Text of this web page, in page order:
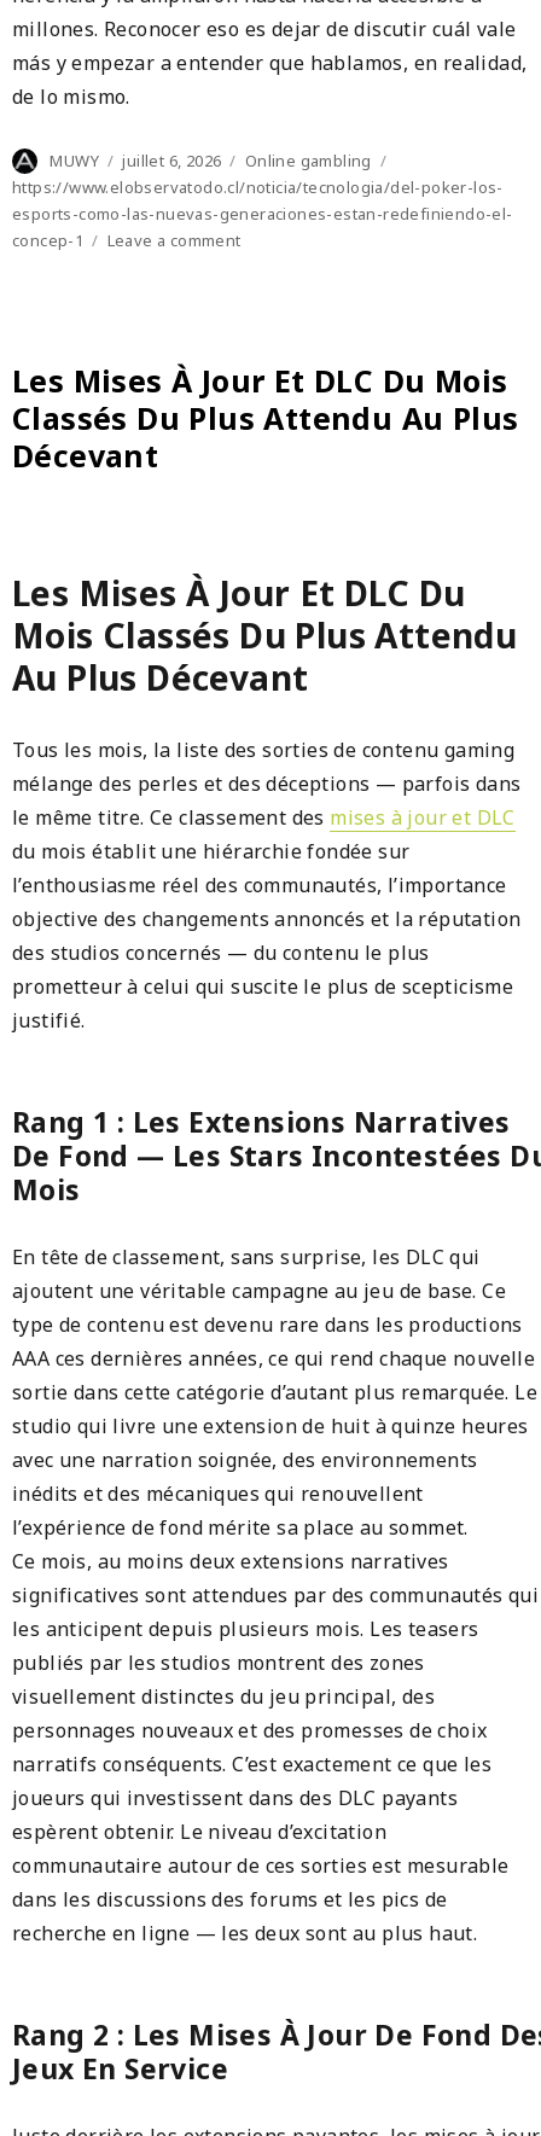
millones. Reconocer eso es dejar de discutir cuál vale
más y empezar a entender que hablamos, en realidad,
de lo mismo.
Author
MUWY
Posted
on
juillet 6, 2026 Categories
Online gambling
https://www.elobservatodo.cl/noticia/tecnologia/del-poker-los-
esports-como-las-nuevas-generaciones-estan-redefiniendo-el-
concep-1
Leave a comment
los
esports
Les Mises À Jour Et DLC Du Mois
Classés Du Plus Attendu Au Plus
Décevant
Les Mises À Jour Et DLC Du
Mois Classés Du Plus Attendu
Au Plus Décevant
Tous les mois, la liste des sorties de contenu gaming
mélange des perles et des déceptions — parfois dans
le même titre. Ce classement des mises à jour et DLC
du mois établit une hiérarchie fondée sur
l’enthousiasme réel des communautés, l’importance
objective des changements annoncés et la réputation
des studios concernés — du contenu le plus
prometteur à celui qui suscite le plus de scepticisme
justifié.
Rang 1 : Les Extensions Narratives
De Fond — Les Stars Incontestées
Mois
En tête de classement, sans surprise, les DLC qui
ajoutent une véritable campagne au jeu de base. Ce
type de contenu est devenu rare dans les productions
AAA ces dernières années, ce qui rend chaque nouvelle
sortie dans cette catégorie d’autant plus remarquée. Le
studio qui livre une extension de huit à quinze heures
avec une narration soignée, des environnements
inédits et des mécaniques qui renouvellent
l’expérience de fond mérite sa place au sommet.
Ce mois, au moins deux extensions narratives
significatives sont attendues par des communautés qui
les anticipent depuis plusieurs mois. Les teasers
publiés par les studios montrent des zones
visuellement distinctes du jeu principal, des
personnages nouveaux et des promesses de choix
narratifs conséquents. C’est exactement ce que les
joueurs qui investissent dans des DLC payants
espèrent obtenir. Le niveau d’excitation
communautaire autour de ces sorties est mesurable
dans les discussions des forums et les pics de
recherche en ligne — les deux sont au plus haut.
Rang 2 : Les Mises À Jour De Fond
Jeux En Service